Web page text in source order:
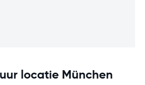
locatie München